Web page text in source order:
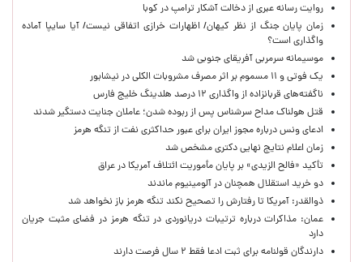
روایت رسانه عبری از دخالت آشکار ترامپ در کوبا
زمان پایان جنگ از نظر کیهان/ اظهارات خرازی اتفاقی نیست/ آیا سایپا آماده
واگذاری است؟
موسیمانه سرمربی آفریقای جنوبی شد
یک فوتی و ۱۱ مسموم بر اثر مصرف مشروبات الکلی در نیشابور
ناگفته‌های قربانزاده از واگذاری ۱۲ درصد هلدینگ خلیج فارس
قتل هولناک مداح سرشناس پس از ربوده شدن؛ عاملان جنایت دستگیر شدند
ادعای ونس درباره مجوز ایران برای عبور حداکثری نفت از تنگه هرمز
زمان اعلام نتایج نهایی دکتری مشخص شد
تأکید «فالح الزیدی» بر پایان مأموریت ائتلاف آمریکا در عراق
دو خرید استقلال همچنان در آلومینیوم ماندند
ذوالقدر: آمریکا تا رفتارش را تصحیح نکند تنگه هرمز باز نخواهد شد
عمان: مذاکرات درباره ترتیبات دریانوردی در تنگه هرمز در فضای مثبت جریان
دارد
دارندگان قولنامه برای ثبت ادعا فقط ۲ سال فرصت دارند